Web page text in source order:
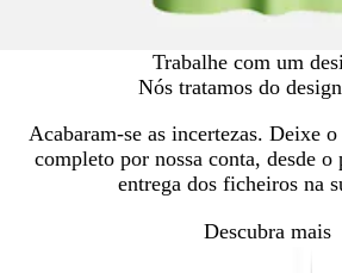
Trabalhe com um
Nós tratamos do
Acabaram-se as incertezas. Deixe
completo por nossa conta, desde o
entrega dos ficheiros na
Descubra mais